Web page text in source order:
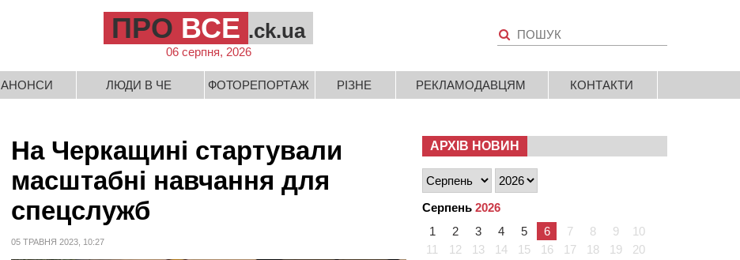
ПРО ВСЕ .ck.ua
06 серпня, 2026
АНОНСИ ЛЮДИ В ЧЕ ФОТОРЕПОРТАЖ РІЗНЕ РЕКЛАМОДАВЦЯМ КОНТАКТИ
На Черкащині стартували
масштабні навчання для
спецслужб
05 ТРАВНЯ 2023, 10:27
АРХІВ НОВИН
Серпень 2026
1
2 3 4 5 6 7 8 9
10
11
12 13 14 15 16 17 18 19
20